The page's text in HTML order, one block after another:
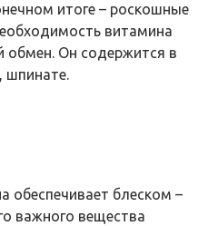
итоге – роскошные
витамина
обмен. Он содержится в
шпинате.
обеспечивает блеском –
важного вещества